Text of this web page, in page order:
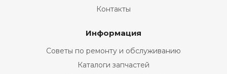
Контакты
Информация
Советы по ремонту и обслуживанию
Каталоги запчастей